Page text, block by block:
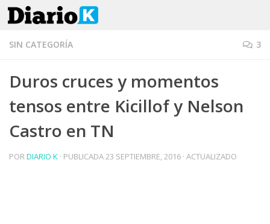
Saltar al contenido
SIN CATEGORÍA 3
Duros cruces y momentos
tensos entre Kicillof y Nelson
Castro en TN
PORDIARIO K · PUBLICADA23 SEPTIEMBRE, 2016 · ACTUALIZADO